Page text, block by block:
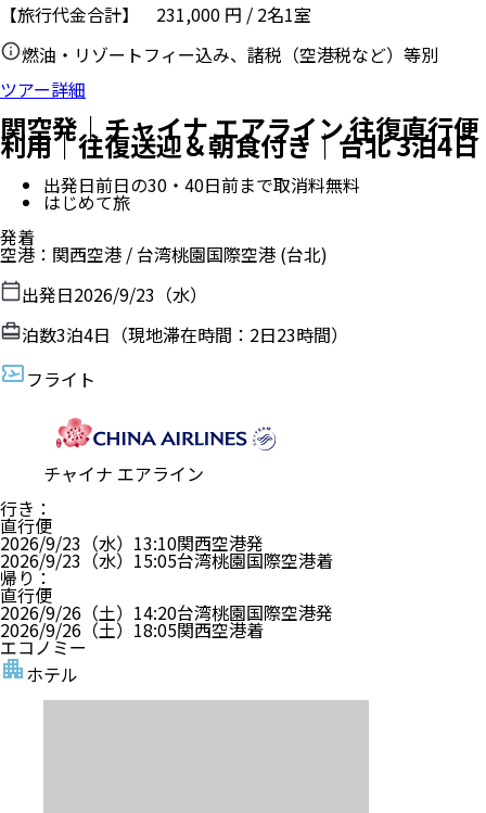
【旅行代金合計】 231,000 円 / 2名1室
燃油・リゾートフィー込み、諸税（空港税など）等別
ツアー詳細
関空発｜チャイナ エアライン 往復直行便
利用｜往復送迎＆朝食付き｜台北 3泊4日
出発日前日の30・40日前まで取消料無料
はじめて旅
発着
空港 ： 関西空港 /台湾桃園国際空港 (台北)
出発日2026/9/23（水）
泊数3泊4日（現地滞在時間： 2日23時間）
フライト
チャイナ エアライン
行き ：
直行便
2026/9/23（水） 13:10関西空港発
2026/9/23（水） 15:05台湾桃園国際空港着
帰り ：
直行便
2026/9/26（土） 14:20台湾桃園国際空港発
2026/9/26（土） 18:05関西空港着
エコノミー
ホテル